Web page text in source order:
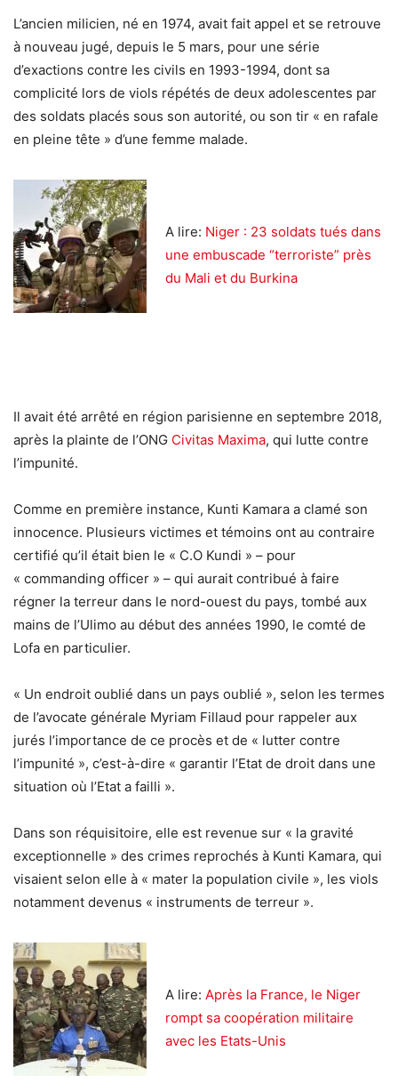
L’ancien milicien, né en 1974, avait fait appel et se retrouve
à nouveau jugé, depuis le 5 mars, pour une série
d’exactions contre les civils en 1993-1994, dont sa
complicité lors de viols répétés de deux adolescentes par
des soldats placés sous son autorité, ou son tir « en rafale
en pleine tête » d’une femme malade.
A lire: Niger : 23 soldats tués dans
une embuscade “terroriste” près
du Mali et du Burkina
Il avait été arrêté en région parisienne en septembre 2018,
après la plainte de l’ONG Civitas Maxima, qui lutte contre
l’impunité.
Comme en première instance, Kunti Kamara a clamé son
innocence. Plusieurs victimes et témoins ont au contraire
certifié qu’il était bien le « C.O Kundi » – pour
« commanding officer » – qui aurait contribué à faire
régner la terreur dans le nord-ouest du pays, tombé aux
mains de l’Ulimo au début des années 1990, le comté de
Lofa en particulier.
« Un endroit oublié dans un pays oublié », selon les termes
de l’avocate générale Myriam Fillaud pour rappeler aux
jurés l’importance de ce procès et de « lutter contre
l’impunité », c’est-à-dire « garantir l’Etat de droit dans une
situation où l’Etat a failli ».
Dans son réquisitoire, elle est revenue sur « la gravité
exceptionnelle » des crimes reprochés à Kunti Kamara, qui
visaient selon elle à « mater la population civile », les viols
notamment devenus « instruments de terreur ».
A lire: Après la France, le Niger
rompt sa coopération militaire
avec les Etats-Unis